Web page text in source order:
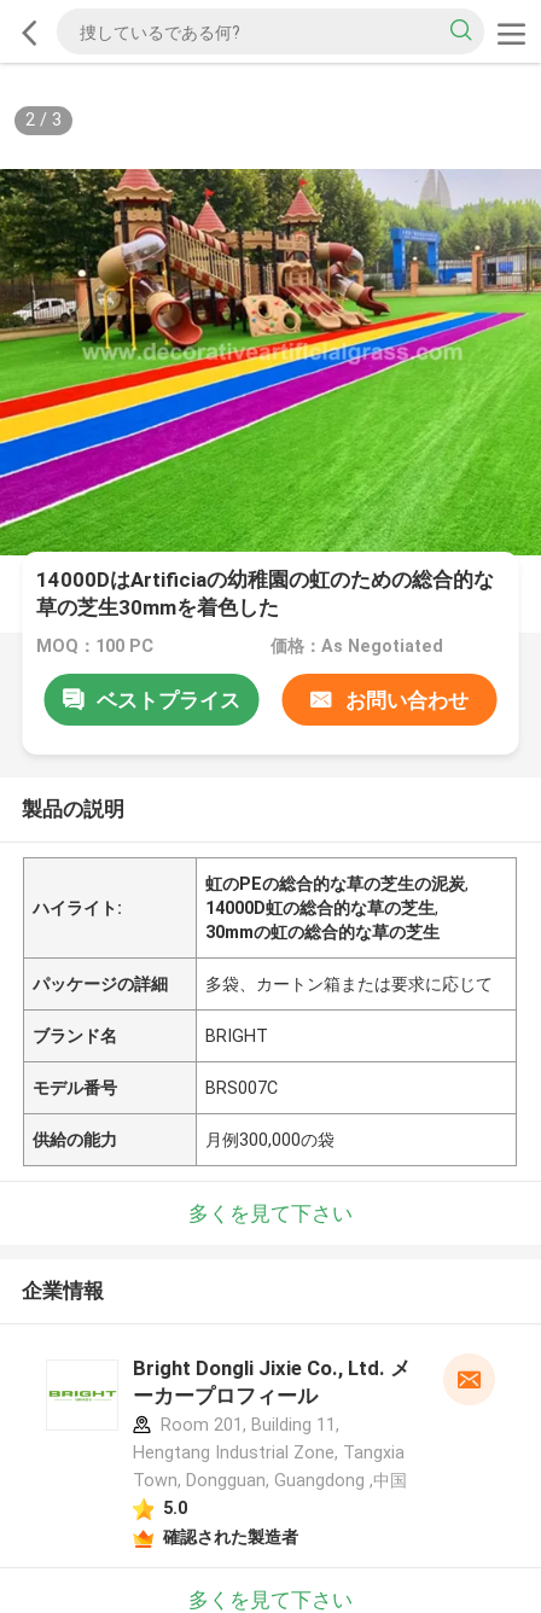
2/ 3
14000DはArtificiaの幼稚園の虹のための総合的な
草の芝生30mmを着色した
MOQ：100 PC 価格：As Negotiated
ベストプライス お問い合わせ
製品の説明
ハイライト:
虹のPEの総合的な草の芝生の泥炭,
14000D虹の総合的な草の芝生,
30mmの虹の総合的な草の芝生
パッケージの詳細 多袋、カートン箱または要求に応じて
ブランド名 BRIGHT
モデル番号 BRS007C
供給の能力 月例300,000の袋
多くを見て下さい
企業情報
Bright Dongli Jixie Co., Ltd. メ
ーカープロフィール
Room 201, Building 11,
Hengtang Industrial Zone, Tangxia
Town, Dongguan, Guangdong ,中国
5.0
確認された製造者
多くを見て下さい